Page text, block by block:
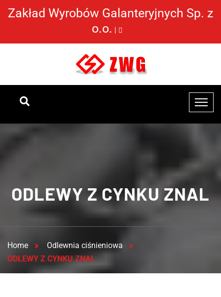
Zakład Wyrobów Galanteryjnych Sp. z
o.o. |
ODLEWY Z CYNKU ZNAL
Home
Odlewnia ciśnieniowa
ODLEWY Z CYNKU ZNAL